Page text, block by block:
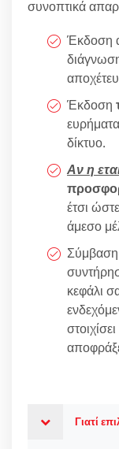
συνοπτικά
Έκδοση
Έκδοση
δίκτυο.
Αν η
έτσι
άμεσο
Σύμβαση
κεφάλι
Γιατί